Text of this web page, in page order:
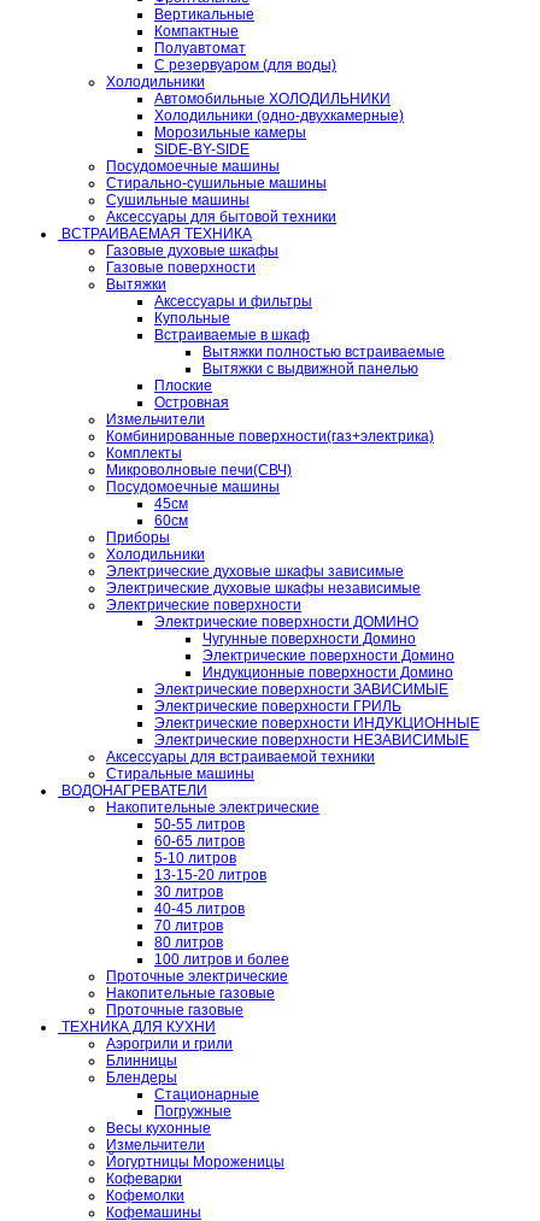
Вертикальные
Компактные
Полуавтомат
С резервуаром (для воды)
Холодильники
Автомобильные ХОЛОДИЛЬНИКИ
Холодильники (одно-двухкамерные)
Морозильные камеры
SIDE-BY-SIDE
Посудомоечные машины
Стирально-сушильные машины
Сушильные машины
Аксессуары для бытовой техники
ВСТРАИВАЕМАЯ ТЕХНИКА
Газовые духовые шкафы
Газовые поверхности
Вытяжки
Аксессуары и фильтры
Купольные
Встраиваемые в шкаф
Вытяжки полностью встраиваемые
Вытяжки с выдвижной панелью
Плоские
Островная
Измельчители
Комбинированные поверхности(газ+электрика)
Комплекты
Микроволновые печи(СВЧ)
Посудомоечные машины
45см
60см
Приборы
Холодильники
Электрические духовые шкафы зависимые
Электрические духовые шкафы независимые
Электрические поверхности
Электрические поверхности ДОМИНО
Чугунные поверхности Домино
Электрические поверхности Домино
Индукционные поверхности Домино
Электрические поверхности ЗАВИСИМЫЕ
Электрические поверхности ГРИЛЬ
Электрические поверхности ИНДУКЦИОННЫЕ
Электрические поверхности НЕЗАВИСИМЫЕ
Аксессуары для встраиваемой техники
Стиральные машины
ВОДОНАГРЕВАТЕЛИ
Накопительные электрические
50-55 литров
60-65 литров
5-10 литров
13-15-20 литров
30 литров
40-45 литров
70 литров
80 литров
100 литров и более
Проточные электрические
Накопительные газовые
Проточные газовые
ТЕХНИКА ДЛЯ КУХНИ
Аэрогрили и грили
Блинницы
Блендеры
Стационарные
Погружные
Весы кухонные
Измельчители
Йогуртницы Мороженицы
Кофеварки
Кофемолки
Кофемашины